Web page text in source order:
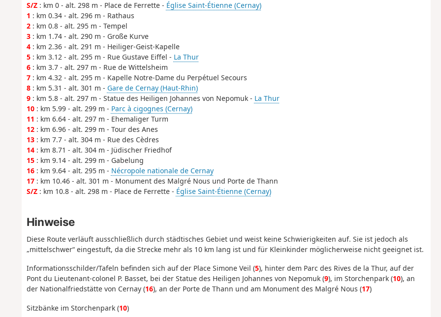
S/Z: km 0 - alt. 298 m - Place de Ferrette - Église Saint-Étienne (Cernay)
1 : km 0.34 - alt. 296 m - Rathaus
2: km 0.8 - alt. 295 m - Tempel
3: km 1.74 - alt. 290 m - Große Kurve
4: km 2.36 - alt. 291 m - Heiliger-Geist-Kapelle
5: km 3.12 - alt. 295 m - Rue Gustave Eiffel - La Thur
6: km 3.7 - alt. 297 m - Rue de Wittelsheim
7: km 4.32 - alt. 295 m - Kapelle Notre-Dame du Perpétuel Secours
8: km 5.31 - alt. 301 m - Gare de Cernay (Haut-Rhin)
9: km 5.8 - alt. 297 m - Statue des Heiligen Johannes von Nepomuk - La Thur
10: km 5.99 - alt. 299 m - Parc à cigognes (Cernay)
11 : km 6.64 - alt. 297 m - Ehemaliger Turm
12: km 6.96 - alt. 299 m - Tour des Anes
13: km 7.7 - alt. 304 m - Rue des Cèdres
14: km 8.71 - alt. 304 m - Jüdischer Friedhof
15: km 9.14 - alt. 299 m - Gabelung
16: km 9.64 - alt. 295 m - Nécropole nationale de Cernay
17: km 10.46 - alt. 301 m - Monument des Malgré Nous und Porte de Thann
S/Z: km 10.8 - alt. 298 m - Place de Ferrette - Église Saint-Étienne (Cernay)
Hinweise
Diese Route verläuft ausschließlich durch städtisches Gebiet und weist keine Schwierigkeiten auf. Sie ist jedoch als
„mittelschwer“ eingestuft, da die Strecke mehr als 10 km lang ist und für Kleinkinder möglicherweise nicht geeignet ist.
Informationsschilder/Tafeln befinden sich auf der Place Simone Veil (5), hinter dem Parc des Rives de la Thur, auf der
Pont du Lieutenant-colonel P. Basset, bei der Statue des Heiligen Johannes von Nepomuk (9), im Storchenpark (10), an
der Nationalfriedstätte von Cernay (16), an der Porte de Thann und am Monument des Malgré Nous (17)
Sitzbänke im Storchenpark (10)